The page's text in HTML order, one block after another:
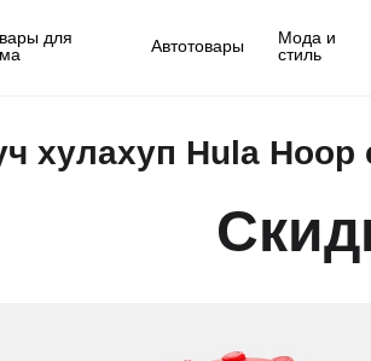
для Автотовары Мода и
стиль
хулахуп Hula